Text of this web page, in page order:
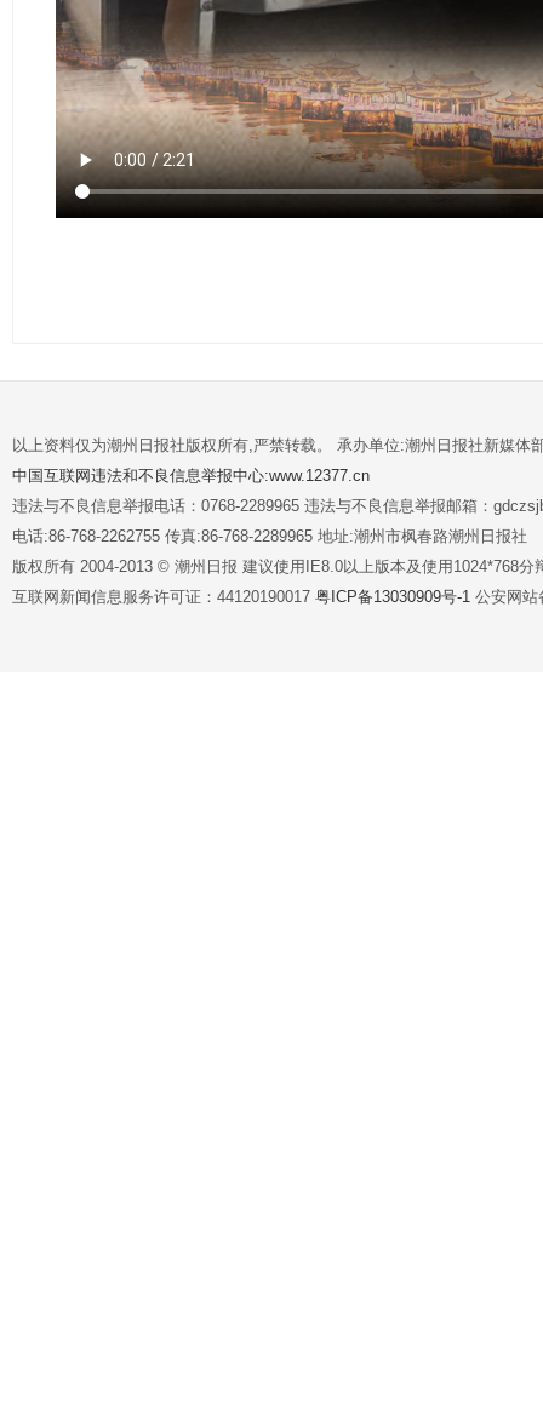
以上资料仅为潮州日报社版权所有,严禁转载。 承办单位:潮州日报社新媒体
中国互联网违法和不良信息举报中心:www.12377.cn
违法与不良信息举报电话：0768-2289965 违法与不良信息举报邮箱：
电话:86-768-2262755 传真:86-768-2289965 地址:潮州市枫春路潮州日报社
版权所有 2004-2013 © 潮州日报 建议使用IE8.0以上版本及使用1024*768分
互联网新闻信息服务许可证：44120190017 粤ICP备13030909号-1 公安网站